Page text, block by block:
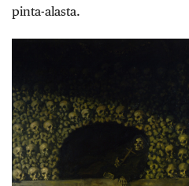
pinta-alasta.